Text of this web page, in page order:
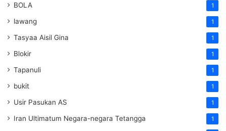
BOLA 1
lawang 1
Tasyaa Aisil Gina 1
Blokir 1
Tapanuli 1
bukit 1
Usir Pasukan AS 1
Iran Ultimatum Negara-negara Tetangga 1